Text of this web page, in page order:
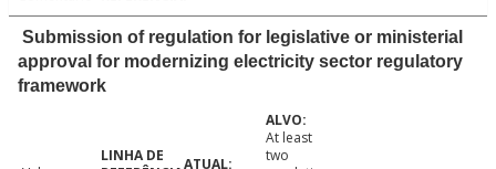
Submission of regulation for legislative or ministerial
approval for modernizing electricity sector regulatory
framework
At least
two